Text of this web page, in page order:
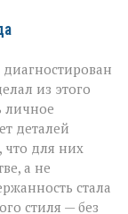
диагностирован
из этого
личное
деталей
что для них
а не
стала
стиля — без